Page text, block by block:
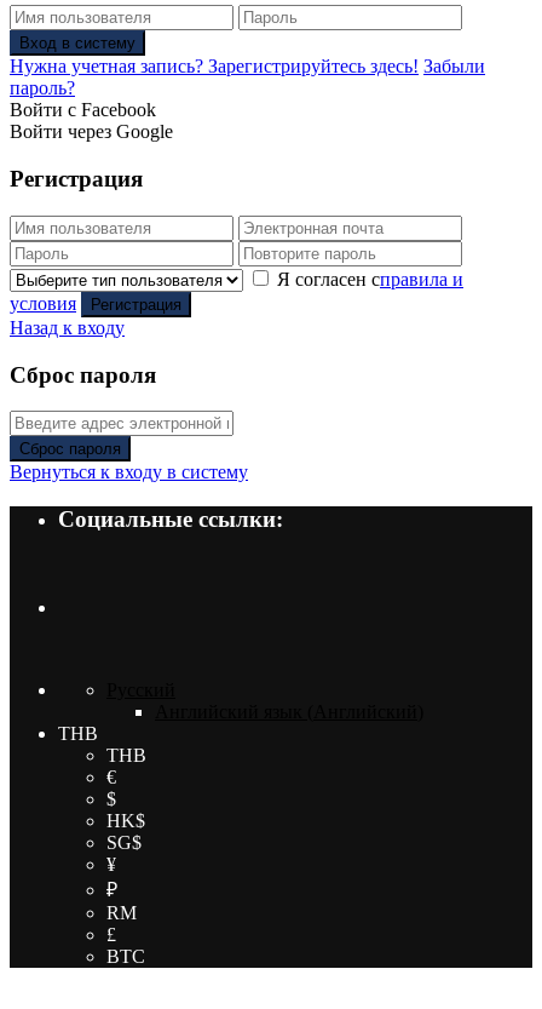
Вход в систему
Нужна учетная запись? Зарегистрируйтесь здесь! Забыли
пароль?
Войти с Facebook
Войти через Google
Регистрация
Я согласен справила и
условия
Регистрация
Назад к входу
Сброс пароля
Сброс пароля
Вернуться к входу в систему
Социальные ссылки:
THB
THB
€
$
HK$
SG$
¥
₽
RM
£
BTC